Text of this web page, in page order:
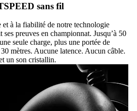
sans fil
et à la fiabilité de notre technologie
preuves en championnat. Jusqu’à 50
seule charge, plus une portée de
mètres. Aucune latence. Aucun câble.
un son cristallin.